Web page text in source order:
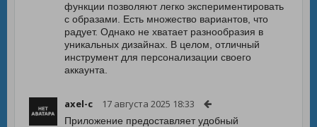
функции позволяют легко экспериментировать
с образами. Есть множество вариантов, что
радует. Однако не хватает разнообразия в
уникальных дизайнах. В целом, отличный
инструмент для персонализации своего
аккаунта.
axel-c 17 августа 2025 18:33
Приложение предоставляет удобный